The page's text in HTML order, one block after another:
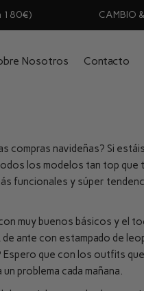
180€) CAMBIO
Nosotros Contacto
compras navideñas? Si
los modelos tan top que
funcionales y súper
muy buenos básicos y el
ante con estampado de
Espero que con los outfits
problema cada mañana.